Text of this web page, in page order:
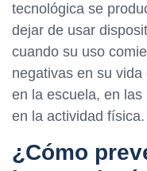
tecnológica se
dejar de usar
cuando su uso
negativas en su
en la escuela, en
en la actividad física.
¿Cómo